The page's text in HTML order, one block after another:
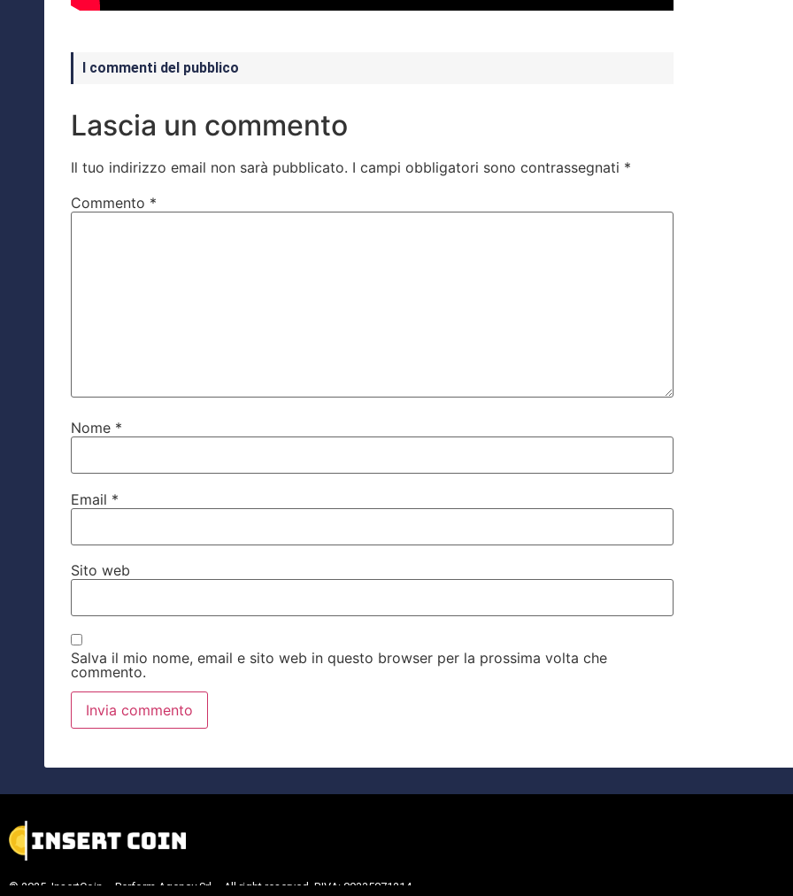
I commenti del pubblico
Lascia un commento
Il tuo indirizzo email non sarà pubblicato. I campi obbligatori sono contrassegnati *
Commento *
Nome *
Email *
Sito web
Salva il mio nome, email e sito web in questo browser per la prossima volta che
commento.
© 2025 InsertCoin – Perform Agency Srl – All right reserved. P.IVA: 09335071214.